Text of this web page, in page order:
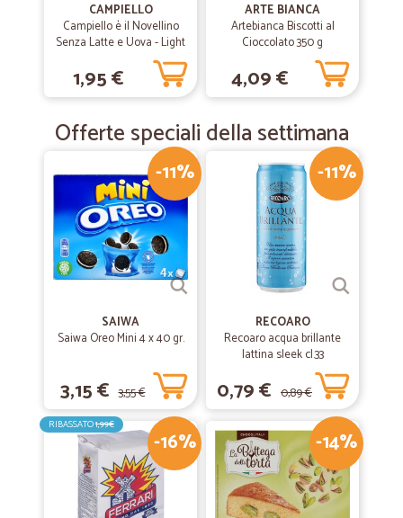
CAMPIELLO
Campiello è il Novellino
Senza Latte e Uova - Light
1,95 €
ARTE BIANCA
Artebianca Biscotti al
Cioccolato 350 g
4,09 €
Offerte speciali della settimana
-11%
SAIWA
Saiwa Oreo Mini 4 x 40 gr.
3,15 € 3,55 €
-11%
RECOARO
Recoaro acqua brillante
lattina sleek cl.33
0,79 € 0,89 €
-16%
RIBASSATO1,99€
-14%